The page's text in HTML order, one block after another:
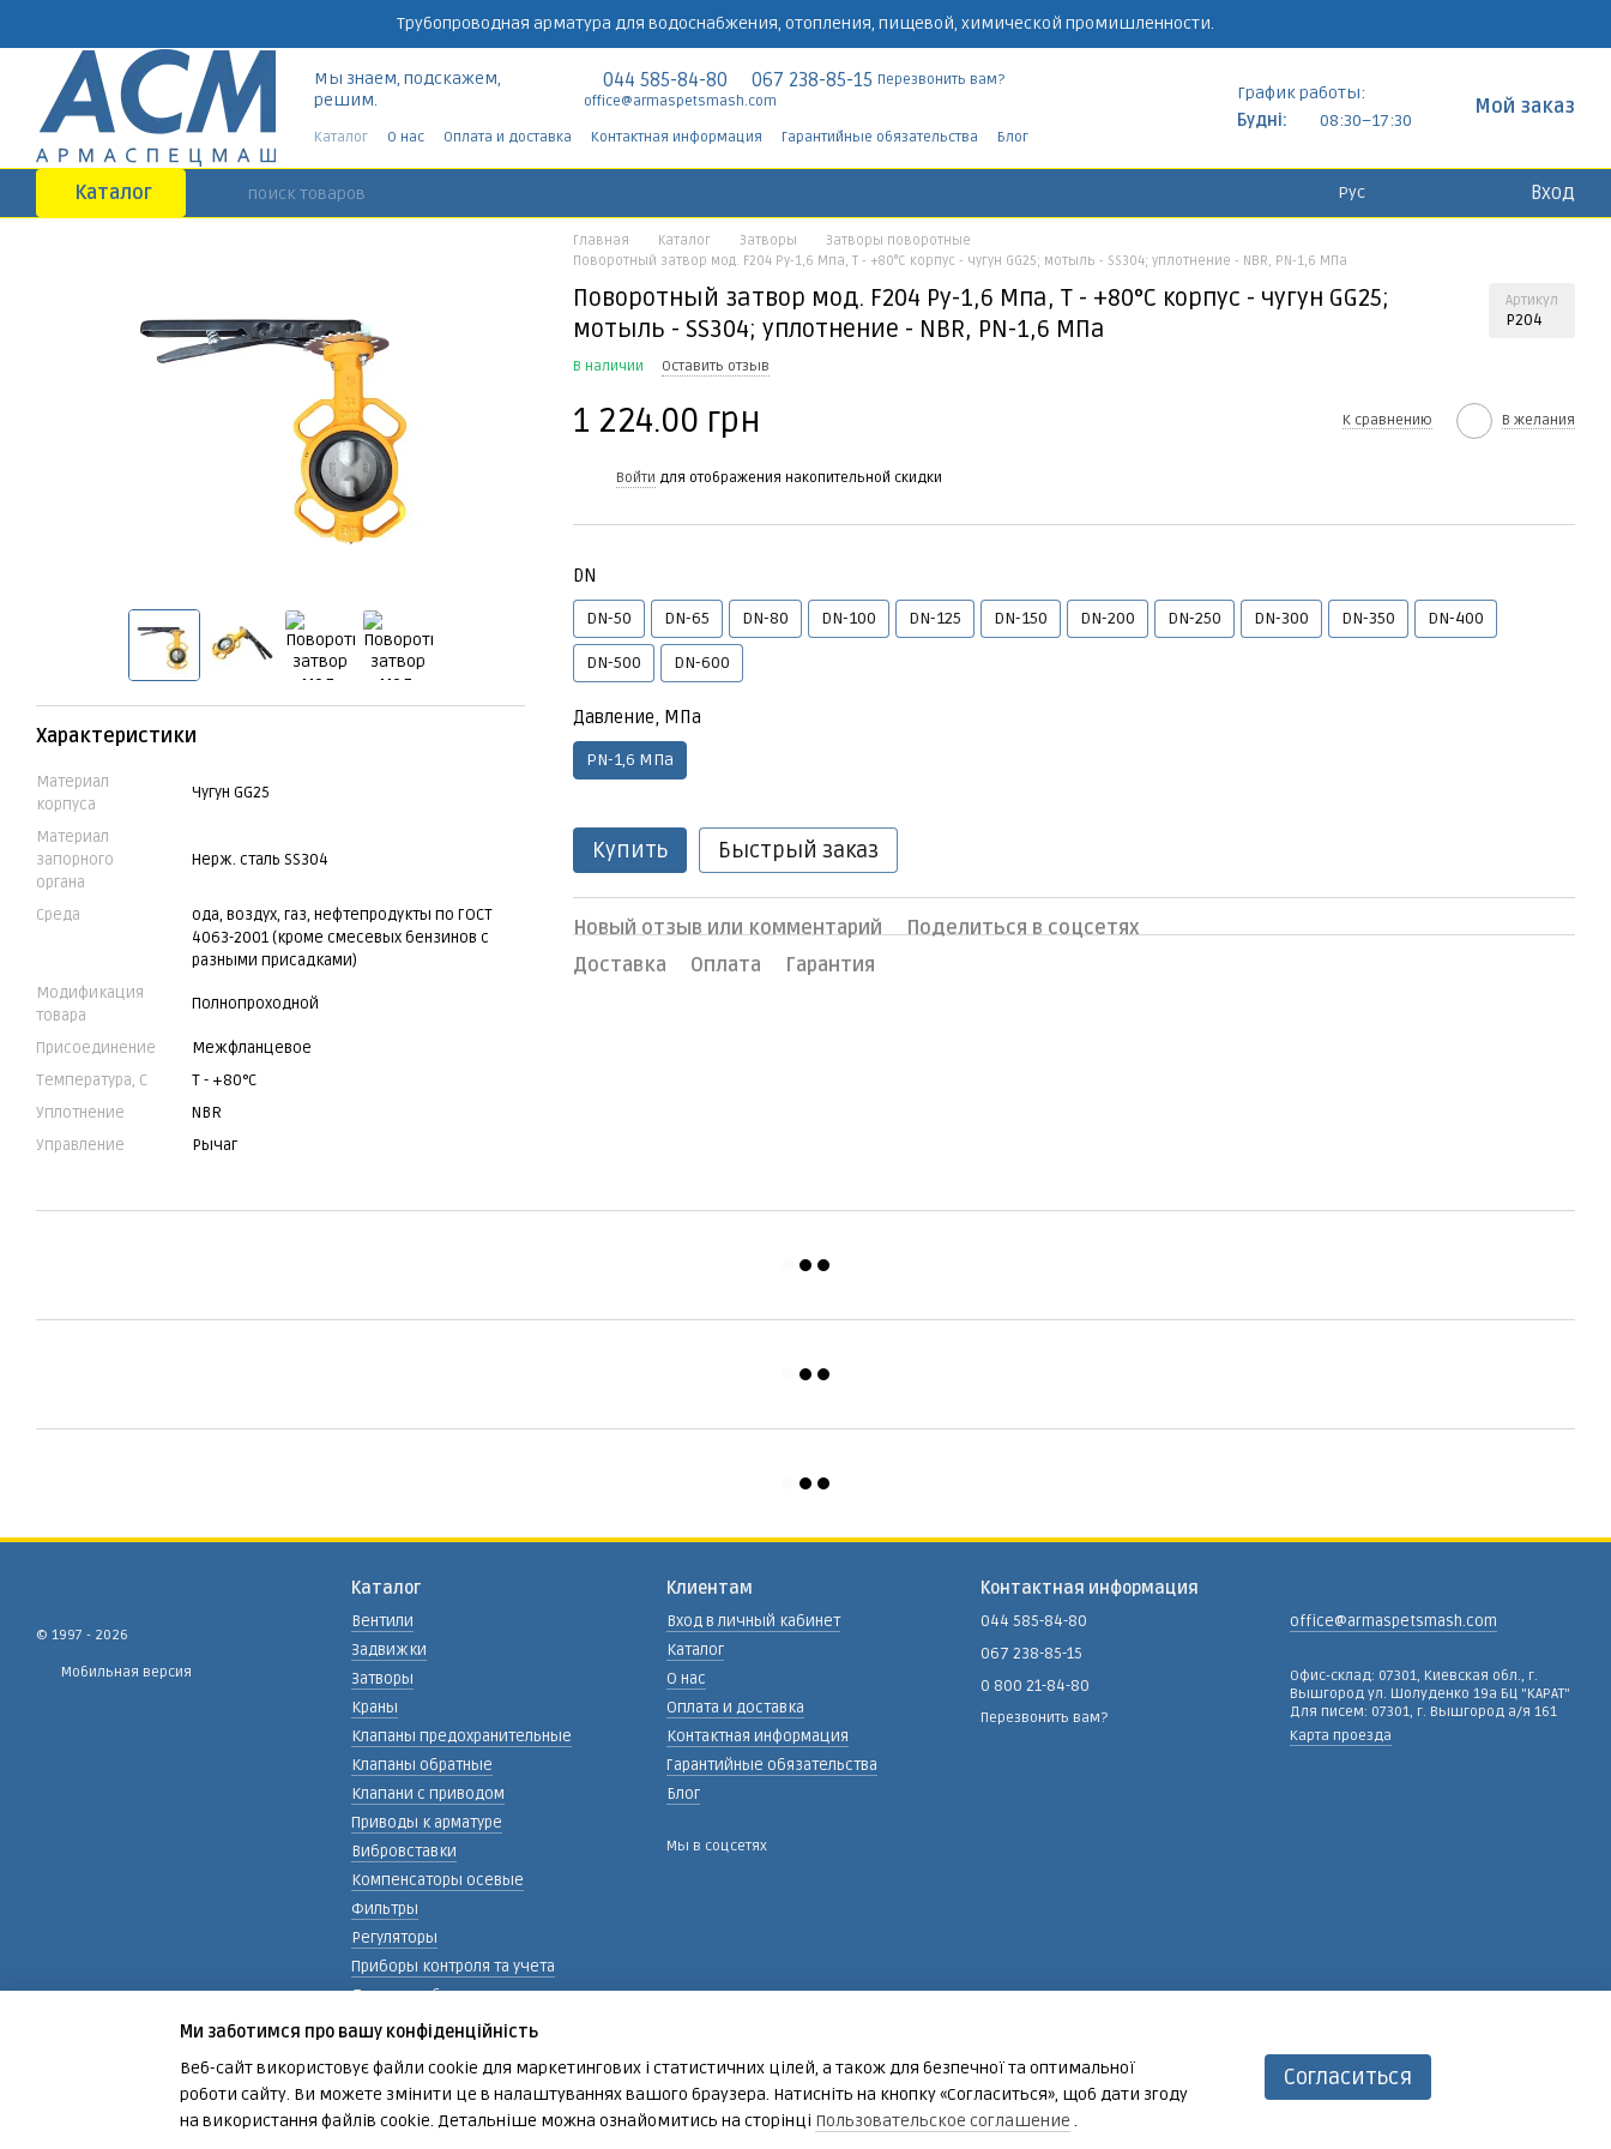
Трубопроводная арматура для водоснабжения, отопления, пищевой, химической промишленности.
Мы знаем, подскажем,
решим.
044 585-84-80 067 238-85-15 Перезвонить вам?
office@armaspetsmash.com
Каталог
О нас Оплата и доставка Контактная информация Гарантийные обязательства Блог
График работы:
Будні:
08:30–17:30
Мой заказ
Каталог Рус Вход
Характеристики
Материал
корпуса
Чугун GG25
Материал
запорного
органа
Нерж. сталь SS304
Среда
ода, воздух, газ, нефтепродукты по ГОСТ
4063-2001 (кроме смесевых бензинов с
разными присадками)
Модификация
товара
Полнопроходной
Присоединение
Межфланцевое
Температура, С
Т - +80°C
Уплотнение
NBR
Управление
Рычаг
Главная Каталог Затворы
Затворы поворотные
Поворотный затвор мод. F204 Ру-1,6 Мпа, Т - +80°С корпус - чугун GG25; мотыль - SS304; уплотнение - NBR, PN-1,6 МПа
Поворотный затвор мод. F204 Ру-1,6 Мпа, Т - +80°С корпус - чугун GG25;
мотыль - SS304; уплотнение - NBR, PN-1,6 МПа
Артикул
P204
В наличии Оставить отзыв
1 224.00 грн К сравнению В желания
Войти для отображения накопительной скидки
DN
DN-50 DN-65 DN-80 DN-100 DN-125 DN-150 DN-200 DN-250 DN-300 DN-350 DN-400
DN-500 DN-600
Давление, МПа
PN-1,6 МПа
Купить Быстрый заказ
Новый отзыв или комментарий
Поделиться в соцсетях
Доставка
Оплата Гарантия
© 1997 - 2026
Мобильная версия
Интернет-магазин создан с Хорошоп
Каталог
Вентили
Задвижки
Затворы
Краны
Клапаны предохранительные
Клапаны обратные
Клапани с приводом
Приводы к арматуре
Вибровставки
Компенсаторы осевые
Фильтры
Регуляторы
Приборы контроля та учета
Детали трубопровода
Детали монтажа
предохранительных клапанов
Клиентам
Вход в личный кабинет
Каталог
О нас
Оплата и доставка
Контактная информация
Гарантийные обязательства
Блог
Мы в соцсетях
Контактная информация
044 585-84-80
067 238-85-15
0 800 21-84-80
Перезвонить вам?
office@armaspetsmash.com
Офис-склад: 07301, Киевская обл., г.
Вышгород ул. Шолуденко 19а БЦ "КАРАТ"
Для писем: 07301, г. Вышгород а/я 161
Карта проезда
Ми заботимся про вашу конфіденційність
Веб-сайт використовує файли cookie для маркетингових і статистичних цілей, а також для безпечної та оптимальної
роботи сайту. Ви можете змінити це в налаштуваннях вашого браузера. Натисніть на кнопку «Согласиться», щоб дати згоду
на використання файлів cookie. Детальніше можна ознайомитись на сторінці Пользовательское соглашение .
Согласиться